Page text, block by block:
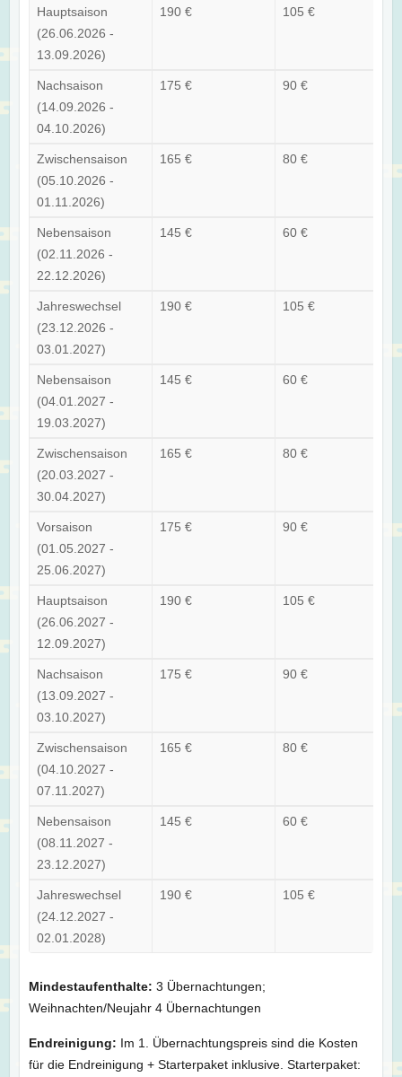
Hauptsaison
(26.06.2026 -
13.09.2026)
190 € 105 €
Nachsaison
(14.09.2026 -
04.10.2026)
175 € 90 €
Zwischensaison
(05.10.2026 -
01.11.2026)
165 € 80 €
Nebensaison
(02.11.2026 -
22.12.2026)
145 € 60 €
Jahreswechsel
(23.12.2026 -
03.01.2027)
190 € 105 €
Nebensaison
(04.01.2027 -
19.03.2027)
145 € 60 €
Zwischensaison
(20.03.2027 -
30.04.2027)
165 € 80 €
Vorsaison
(01.05.2027 -
25.06.2027)
175 € 90 €
Hauptsaison
(26.06.2027 -
12.09.2027)
190 € 105 €
Nachsaison
(13.09.2027 -
03.10.2027)
175 € 90 €
Zwischensaison
(04.10.2027 -
07.11.2027)
165 € 80 €
Nebensaison
(08.11.2027 -
23.12.2027)
145 € 60 €
Jahreswechsel
(24.12.2027 -
02.01.2028)
190 € 105 €
Mindestaufenthalte: 3 Übernachtungen;
Weihnachten/Neujahr 4 Übernachtungen
Endreinigung: Im 1. Übernachtungspreis sind die Kosten
für die Endreinigung + Starterpaket inklusive. Starterpaket: